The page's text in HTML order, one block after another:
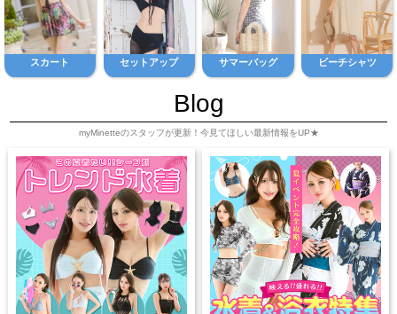
スカート セットアップ サマーバッグ ビーチシャツ
Blog
myMinetteのスタッフが更新！今見てほしい最新情報をUP★